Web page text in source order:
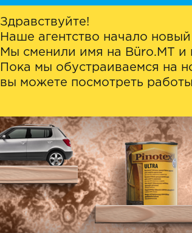
Здравствуйте!
Наше агентство начало новый
Мы сменили имя на Büro.MT и
Пока мы обустраиваемся на
вы можете посмотреть работы